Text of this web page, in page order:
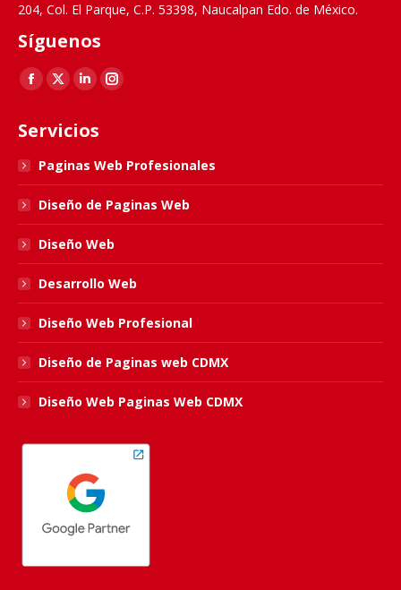
204, Col. El Parque, C.P. 53398, Naucalpan Edo. de México.
Síguenos
Find us on:
Facebook
opens
in
new
window
X
opens
in
new
window
Linkedin
opens
new
window
Instagram
in
new
window
Servicios
Paginas Web Profesionales
Diseño de Paginas Web
Diseño Web
Desarrollo Web
Diseño Web Profesional
Diseño de Paginas web CDMX
Diseño Web Paginas Web CDMX